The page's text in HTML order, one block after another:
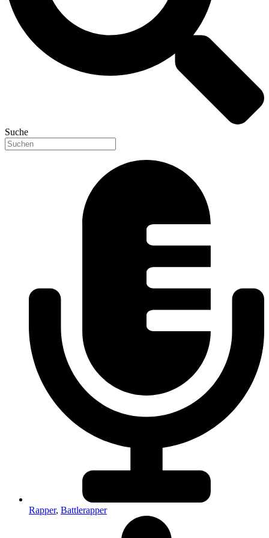
Suche
Rapper, Battlerapper